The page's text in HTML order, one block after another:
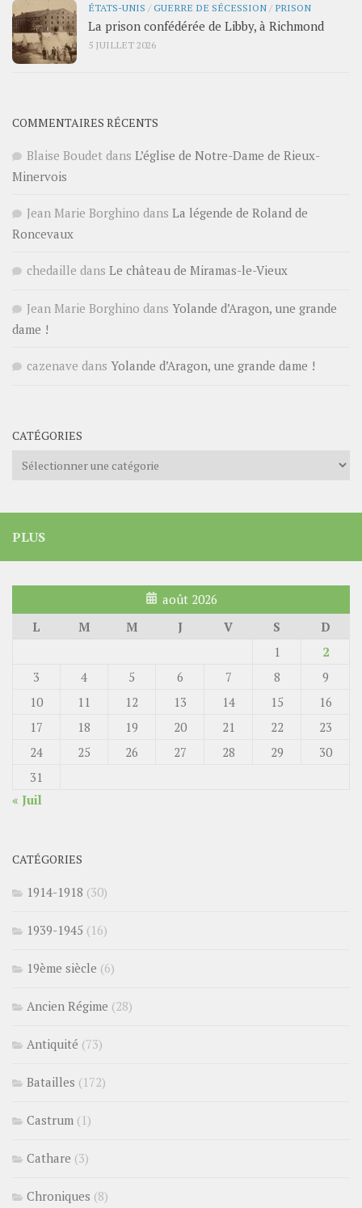
ÉTATS-UNIS /GUERRE DE SÉCESSION / PRISON
La prison confédérée de Libby, à Richmond
5 JUILLET 2026
COMMENTAIRES RÉCENTS
Blaise Boudet dans L’église de Notre-Dame de Rieux-
Minervois
Jean Marie Borghino dans La légende de Roland de
Roncevaux
chedaille dans Le château de Miramas-le-Vieux
Jean Marie Borghino dans Yolande d’Aragon, une grande
dame !
cazenave dans Yolande d’Aragon, une grande dame !
CATÉGORIES
Catégories
PLUS
août 2026
L
M M J V S
D
1
2
3
4 5 6 7 8
9
10
11 12 13 14 15
16
17
18 19 20 21 22
23
24
25 26 27 28 29
30
31
« Juil
CATÉGORIES
1914-1918 (30)
1939-1945 (16)
19ème siècle (6)
Ancien Régime (28)
Antiquité (73)
Batailles (172)
Castrum (1)
Cathare (3)
Chroniques (8)